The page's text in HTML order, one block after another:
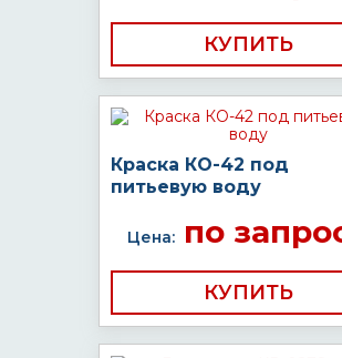
КУПИТЬ
Краска КО-42 под
питьевую воду
Цена:по
КУПИТЬ